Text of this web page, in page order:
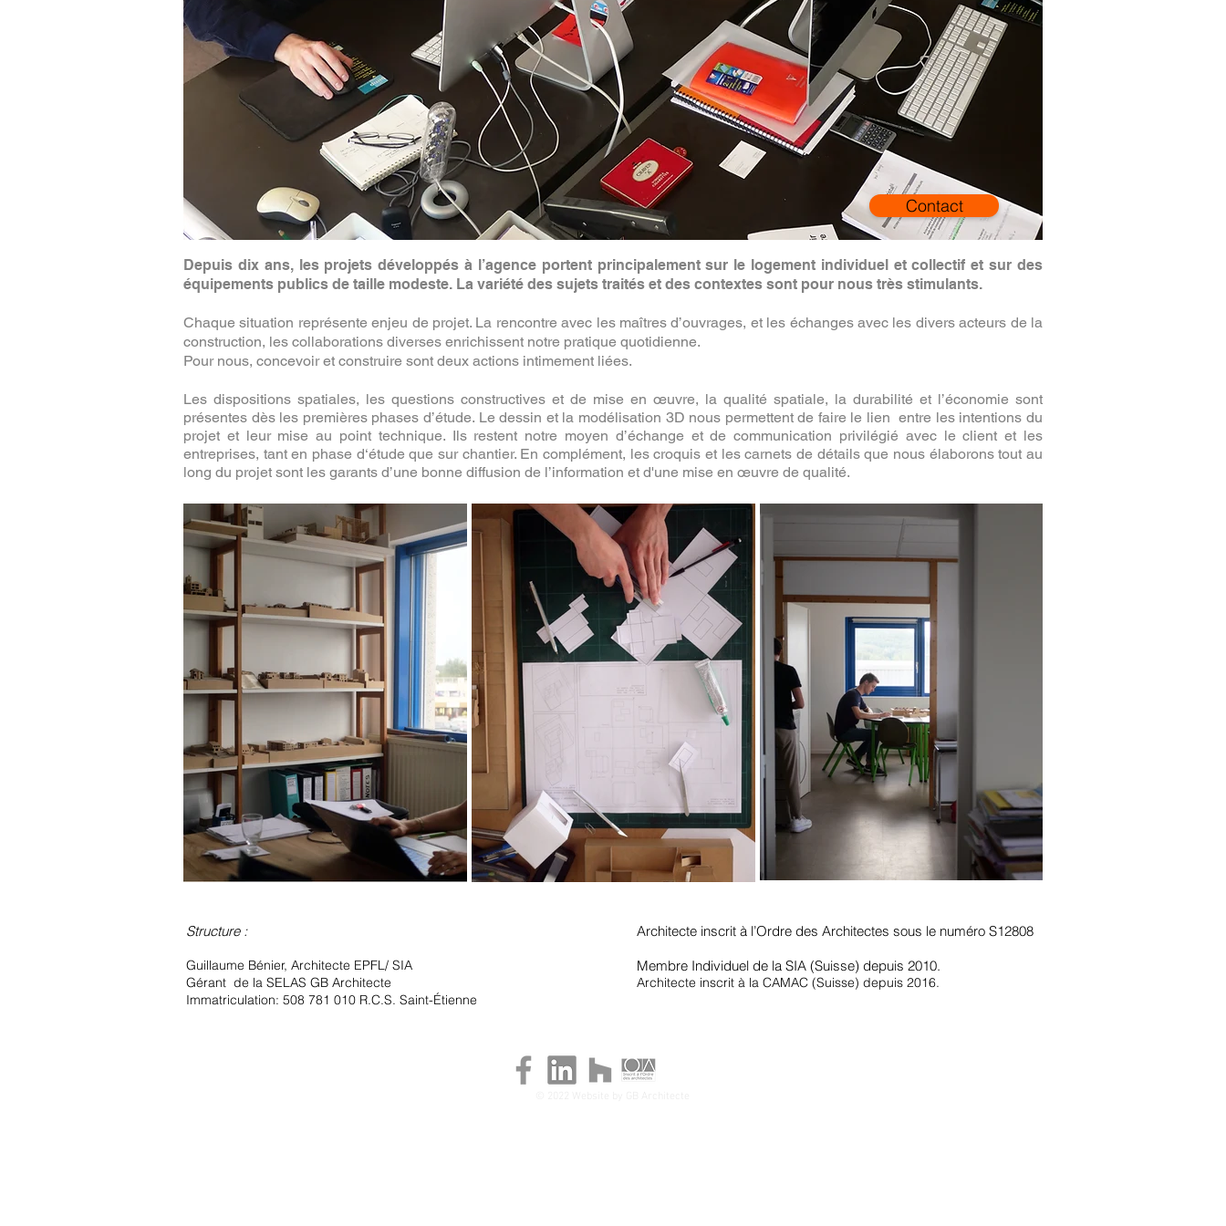
Contact
Depuis dix ans, les projets développés à l’agence portent principalement sur le logement individuel et collectif et sur des
équipements publics de taille modeste. La variété des sujets traités et des contextes sont pour nous très stimulants.
Chaque situation représente enjeu de projet. La rencontre avec les maîtres d’ouvrages, et les échanges avec les divers acteurs de la
construction, les collaborations diverses enrichissent notre pratique quotidienne.
Pour nous, concevoir et construire sont deux actions intimement liées.
Les dispositions spatiales, les questions constructives et de mise en œuvre, la qualité spatiale, la durabilité et l’économie sont
présentes dès les premières phases d’étude. Le dessin et la modélisation 3D nous permettent de faire le lien entre les intentions du
projet et leur mise au point technique. Ils restent notre moyen d’échange et de communication privilégié avec le client et les
entreprises, tant en phase d‘étude que sur chantier. En complément, les croquis et les carnets de détails que nous élaborons tout au
long du projet sont les garants d’une bonne diffusion de l’information et d'une mise en œuvre de qualité.
Structure :
Guillaume Bénier, Architecte EPFL/ SIA
Gérant de la SELAS GB Architecte
Immatriculation: 508 781 010 R.C.S. Saint-Étienne
Architecte inscrit à l’Ordre des Architectes sous le numéro S12808
Membre Individuel de la SIA (Suisse) depuis 2010.
Architecte inscrit à la CAMAC (Suisse) depuis 2016.